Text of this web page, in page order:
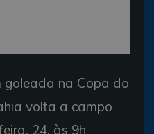
goleada na Copa do
volta a campo
24, às 9h